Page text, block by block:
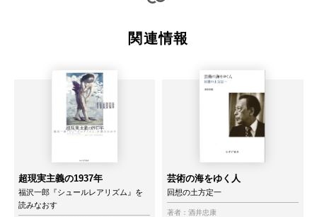
関連情報
超現実主義の1937年
福沢一郎『シュールレアリズム』を
読みなおす
芸術の海をゆく人
回想の土方定一
著者： 酒井忠康